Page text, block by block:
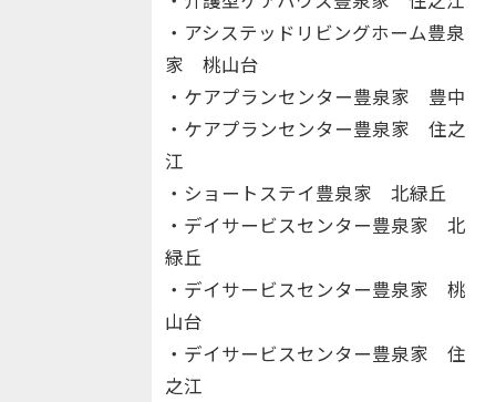
・アシステッドリビングホーム豊泉
家 桃山台
・ケアプランセンター豊泉家 豊中
・ケアプランセンター豊泉家 住之
江
・ショートステイ豊泉家 北緑丘
・デイサービスセンター豊泉家 北
緑丘
・デイサービスセンター豊泉家 桃
山台
・デイサービスセンター豊泉家 住
之江